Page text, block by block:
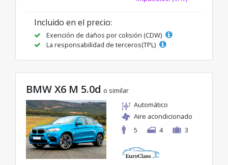
Incluido en el precio:
Exención de daños por colisión (CDW)
La responsabilidad de terceros(TPL)
BMW X6 M 5.0d o similar
Automático
Aire acondicionado
5
4 3